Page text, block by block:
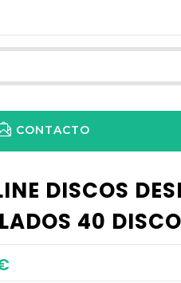
CONTACTO
DISCOS
40 DISCO